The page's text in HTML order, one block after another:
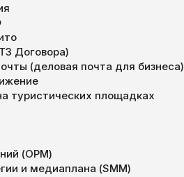
Договора)
(деловая почта для бизнеса)
туристических площадках
(ОРМ)
и медиаплана (SMM)